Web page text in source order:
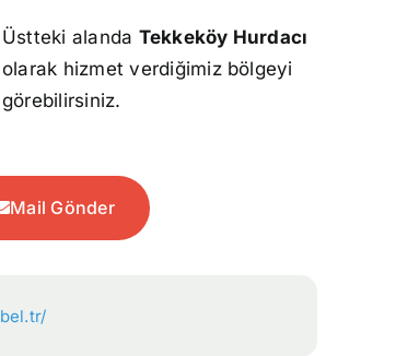
Üstteki alanda Tekkeköy Hurdacı
olarak hizmet verdiğimiz bölgeyi
görebilirsiniz.
Mail Gönder